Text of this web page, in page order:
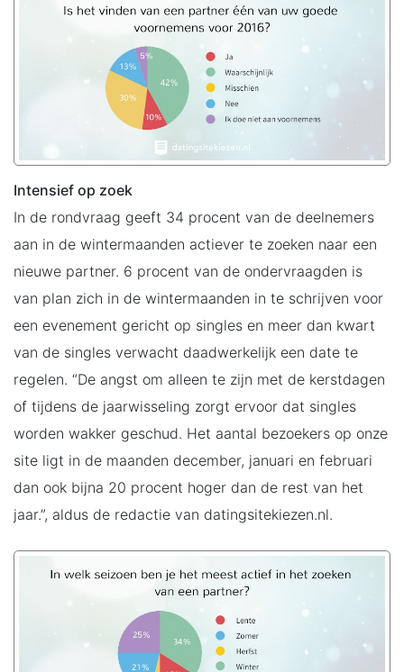
Intensief op zoek
In de rondvraag geeft 34 procent van de deelnemers
aan in de wintermaanden actiever te zoeken naar een
nieuwe partner. 6 procent van de ondervraagden is
van plan zich in de wintermaanden in te schrijven voor
een evenement gericht op singles en meer dan kwart
van de singles verwacht daadwerkelijk een date te
regelen. “De angst om alleen te zijn met de kerstdagen
of tijdens de jaarwisseling zorgt ervoor dat singles
worden wakker geschud. Het aantal bezoekers op onze
site ligt in de maanden december, januari en februari
dan ook bijna 20 procent hoger dan de rest van het
jaar.”, aldus de redactie van datingsitekiezen.nl.